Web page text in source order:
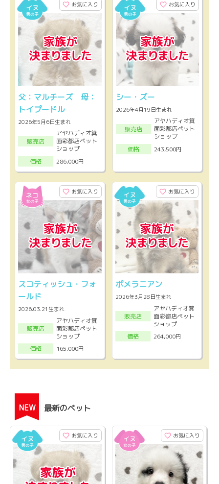
お気に入り
父：マルチーズ 母：
トイプードル
2026年5月6日生まれ
販売店
アヤハディオ箕
面彩都店ペット
ショップ
価格
286,000円
お気に入り
シー・ズー
2026年4月19日生まれ
販売店
アヤハディオ箕
面彩都店ペット
ショップ
価格
243,500円
お気に入り
スコティッシュ・フォ
ールド
2026.03.21生まれ
販売店
アヤハディオ箕
面彩都店ペット
ショップ
価格
165,000円
お気に入り
ポメラニアン
2026年3月28日生まれ
販売店
アヤハディオ箕
面彩都店ペット
ショップ
価格
264,000円
NEW 最新のペット
お気に入り お気に入り